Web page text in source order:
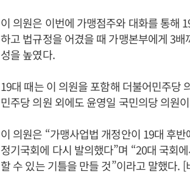
이 의원은 이번에 가맹점주와 대화를 통해
하고 법규정을 어겼을 때 가맹본부에게 3
성을 높였다.
19대 때는 이 의원을 포함해 더불어민주당
민주당 의원 외에도 윤영일 국민의당 의원
이 의원은 “가맹사업법 개정안이 19대 후
정기국회에 다시 발의했다”며 “20대 국회
할 수 있는 기틀을 만들 것”이라고 말했다.